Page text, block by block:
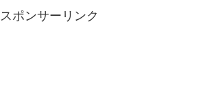
スポンサーリンク